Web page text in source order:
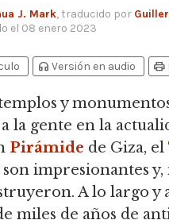
J. Mark, traducido por
el 08 enero 2023
headphones Versión en audio print
y
la gente en la
Pirámide de Giza, el
son impresionantes
A lo largo y
miles de años de